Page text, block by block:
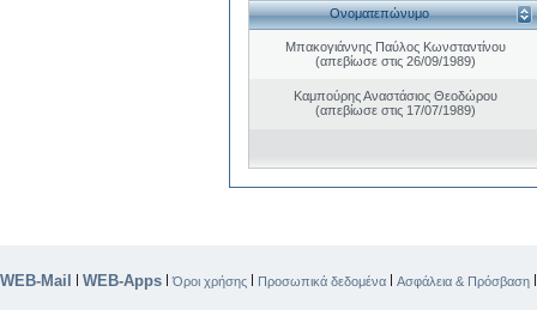
Ονοματεπώνυμο
Μπακογιάννης Παύλος Κωνσταντίνου
(απεβίωσε στις 26/09/1989)
Καμπούρης Αναστάσιος Θεοδώρου
(απεβίωσε στις 17/07/1989)
WEB-Mail | WEB-Apps |Όροι χρήσης | Προσωπικά δεδομένα | Ασφάλεια & Πρόσβαση